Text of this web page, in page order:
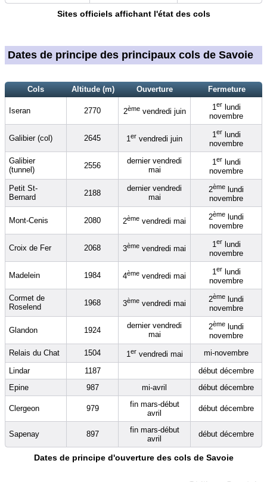
Sites officiels affichant l'état des cols
Dates de principe des principaux cols de Savoie
Cols Altitude (m) Ouverture Fermeture
Iseran 2770 2èmevendredi juin 1er
lundi
novembre
Galibier (col) 2645 1er vendredi juin 1er
lundi
novembre
Galibier
(tunnel)
2556
dernier vendredi
mai
1er
lundi
novembre
Petit St-
Bernard
2188
dernier vendredi
mai
2ème lundi
novembre
Mont-Cenis 2080 2ème vendredi mai 2ème lundi
novembre
Croix de Fer 2068 3ème vendredi mai 1er
lundi
novembre
Madelein 1984 4ème vendredi mai 1er
lundi
novembre
Cormet de
Roselend
1968 3ème vendredi mai 2ème lundi
novembre
Glandon 1924
dernier vendredi
mai
2ème lundi
novembre
Relais du Chat
1504 1er vendredi mai
mi-novembre
Lindar
1187
début décembre
Epine
987 mi-avril début décembre
Clergeon 979
fin mars-début
avril
début décembre
Sapenay 897
fin mars-début
avril
début décembre
Dates de principe d'ouverture des cols de Savoie